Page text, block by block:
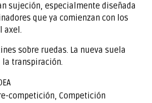
sujeción, especialmente diseñada
que ya comienzan con los
axel.
sobre ruedas. La nueva suela
la transpiración.
competición, Competición